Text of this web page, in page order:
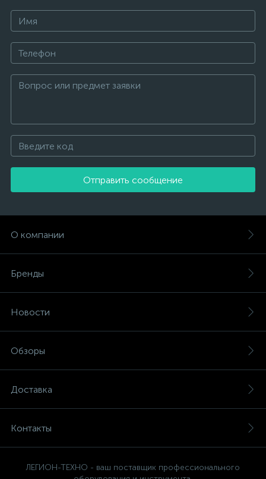
Отправить сообщение
О компании
Бренды
Новости
Обзоры
Доставка
Контакты
ЛЕГИОН-ТЕХНО - ваш поставщик профессионального